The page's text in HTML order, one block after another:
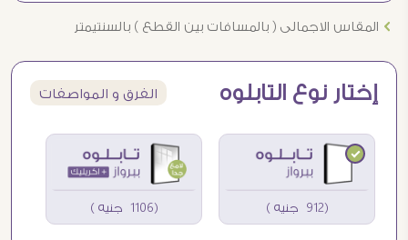
Ö المقاس الاجمالى ( بالمسافات بين القطع ) بالسنتيمتر
إختار نوع التابلوه الفرق و المواصفات
(912 جنيه ) (1106 جنيه )